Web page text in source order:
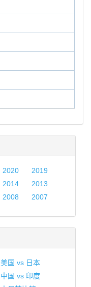
2020
2019
2014
2013
2008 2007
美国 vs 日本
中国 vs 印度